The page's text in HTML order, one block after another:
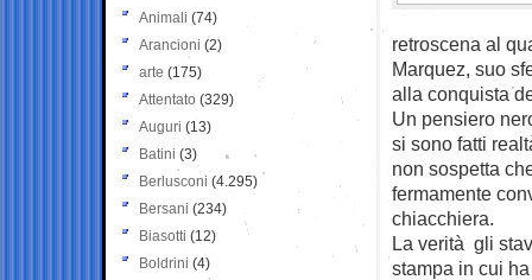
retroscena al
Marquez, suo
alla conquista
Un pensiero
si sono fatti
non sospetta
fermamente
chiacchiera.
La verità gli
stampa in cui
Animali (74)
Arancioni (2)
arte (175)
Attentato (329)
Auguri (13)
Batini (3)
Berlusconi (4.295)
Bersani (234)
Biasotti (12)
Boldrini (4)